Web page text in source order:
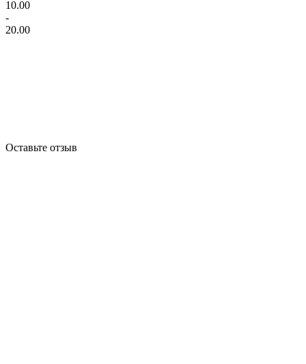
10.00
-
20.00
Оставьте отзыв